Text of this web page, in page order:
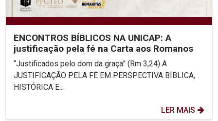
ENCONTROS BÍBLICOS NA UNICAP: A
justificação pela fé na Carta aos Romanos
“Justificados pelo dom da graça” (Rm 3,24) A
JUSTIFICAÇÃO PELA FÉ EM PERSPECTIVA BÍBLICA,
HISTÓRICA E...
LER MAIS